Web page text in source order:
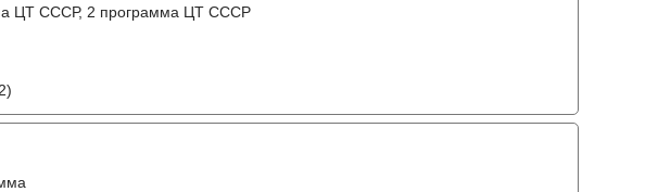
ЦТ СССР, 2 программа ЦТ СССР